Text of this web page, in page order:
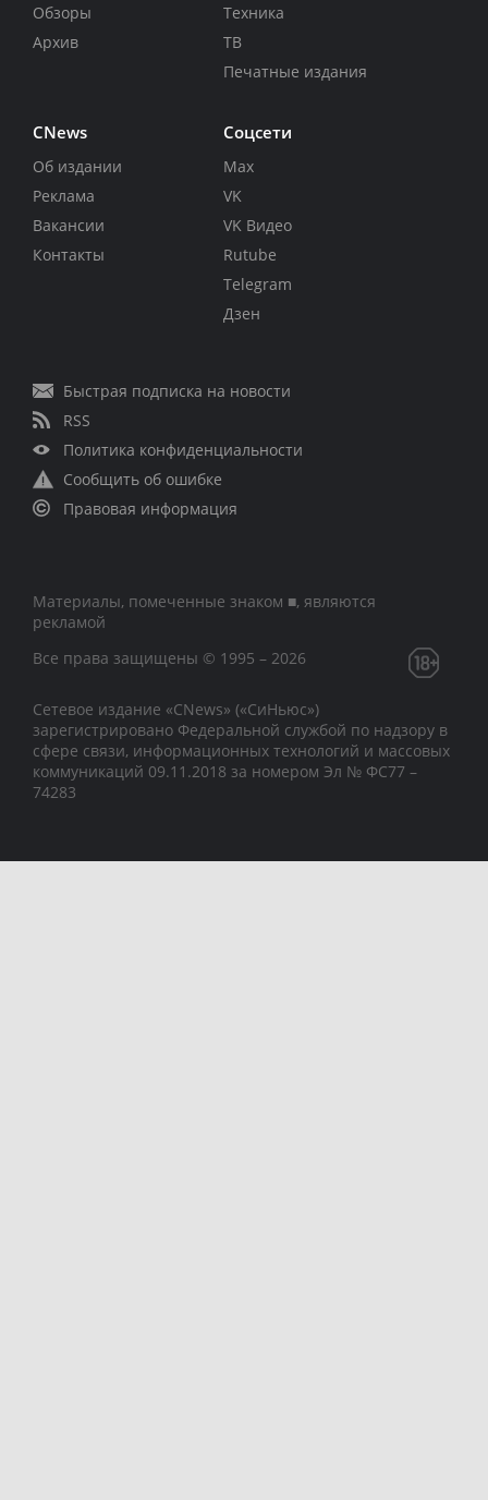
Обзоры
Архив
Техника
ТВ
Печатные издания
CNews
Об издании
Реклама
Вакансии
Контакты
Соцсети
Max
VK
VK Видео
Rutube
Telegram
Дзен
Быстрая подписка на новости
RSS
Политика конфиденциальности
Сообщить об ошибке
Правовая информация
Материалы, помеченные знаком ■, являются
рекламой
Все права защищены © 1995 – 2026
Сетевое издание «CNews» («СиНьюс»)
зарегистрировано Федеральной службой по надзору в
сфере связи, информационных технологий и массовых
коммуникаций 09.11.2018 за номером Эл № ФС77 –
74283